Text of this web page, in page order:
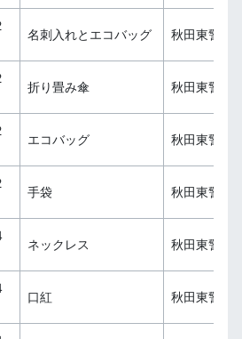
名刺入れとエコバッグ 秋田東警察
折り畳み傘 秋田東警察
エコバッグ 秋田東警察
手袋 秋田東警察
ネックレス 秋田東警察
口紅 秋田東警察